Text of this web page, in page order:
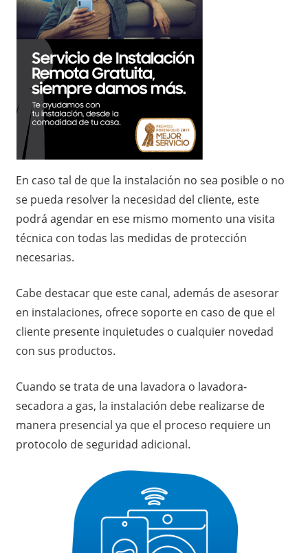
En caso tal de que la instalación no sea posible o no
se pueda resolver la necesidad del cliente, este
podrá agendar en ese mismo momento una visita
técnica con todas las medidas de protección
necesarias.
Cabe destacar que este canal, además de asesorar
en instalaciones, ofrece soporte en caso de que el
cliente presente inquietudes o cualquier novedad
con sus productos.
Cuando se trata de una lavadora o lavadora-
secadora a gas, la instalación debe realizarse de
manera presencial ya que el proceso requiere un
protocolo de seguridad adicional.